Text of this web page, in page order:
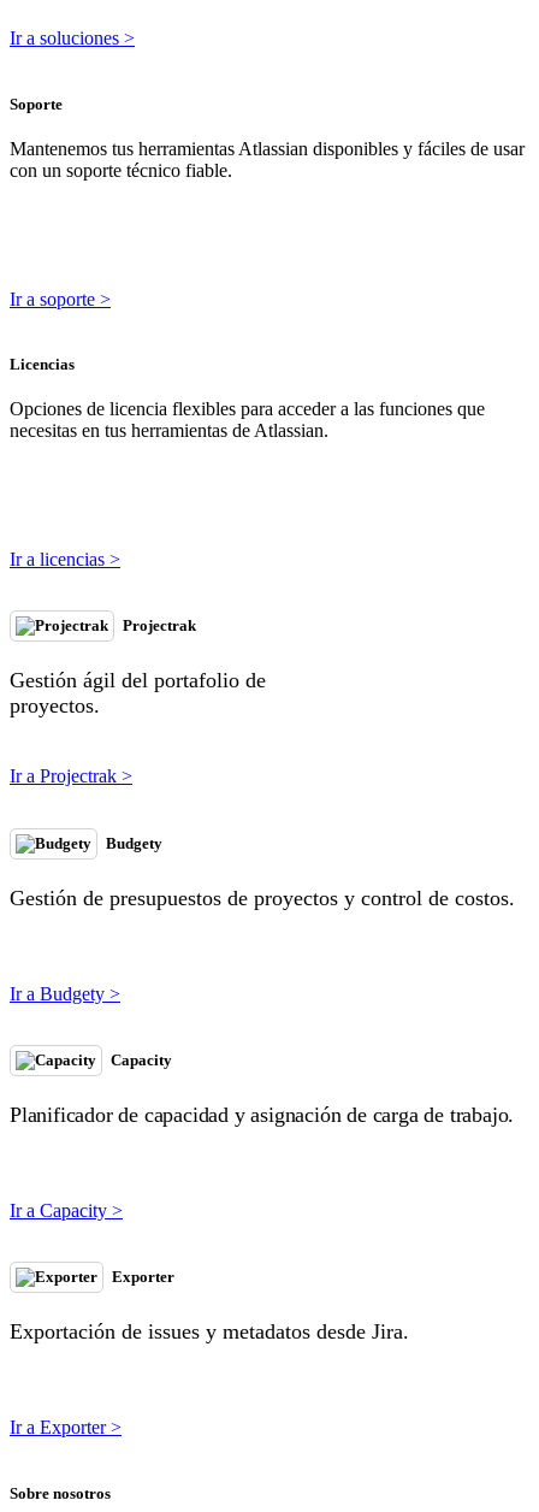
Ir a soluciones >
Soporte
Mantenemos tus herramientas Atlassian disponibles y fáciles de usar
con un soporte técnico fiable.
Ir a soporte >
Licencias
Opciones de licencia flexibles para acceder a las funciones que
necesitas en tus herramientas de Atlassian.
Ir a licencias >
Projectrak
Gestión ágil del portafolio de
proyectos.
Ir a Projectrak >
Budgety
Gestión de presupuestos de proyectos y control de costos.
Ir a Budgety >
Capacity
Planificador de capacidad y asignación de carga de trabajo.
Ir a Capacity >
Exporter
Exportación de issues y metadatos desde Jira.
Ir a Exporter >
Sobre nosotros